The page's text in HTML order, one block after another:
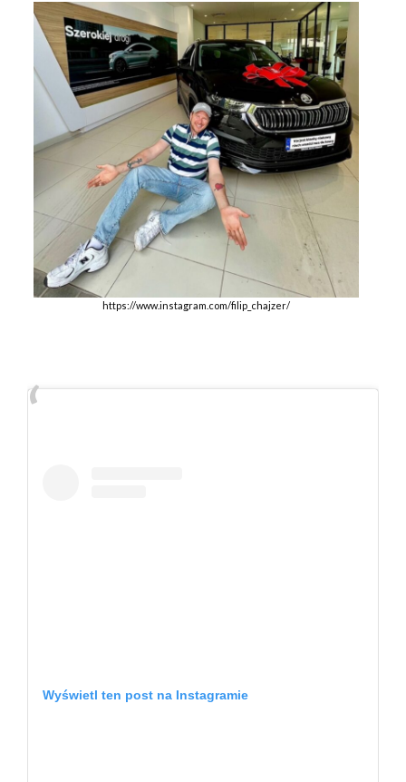
https://www.instagram.com/filip_chajzer/
Wyświetl ten post na Instagramie